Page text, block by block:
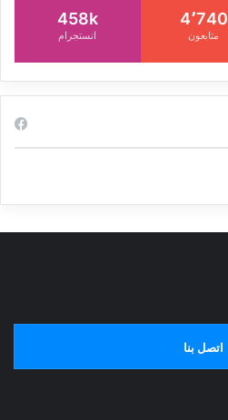
4٬740
متابعون
458k
انستجرام
اتصل بنا